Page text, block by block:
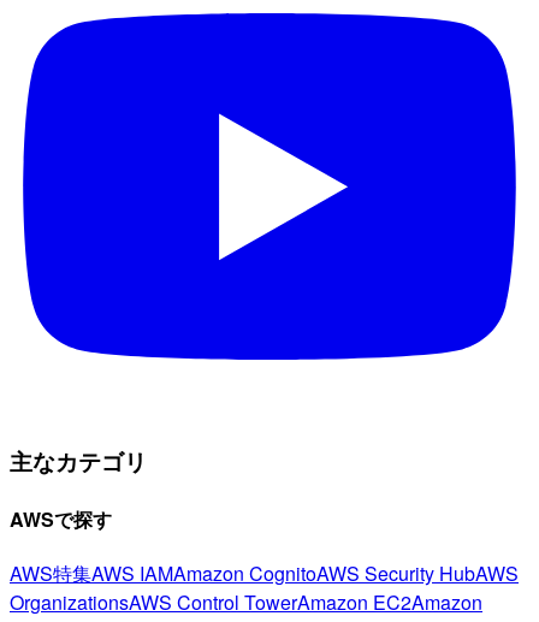
主なカテゴリ
AWSで探す
AWS特集AWS IAMAmazon CognitoAWS Security HubAWS
OrganizationsAWS Control TowerAmazon EC2Amazon